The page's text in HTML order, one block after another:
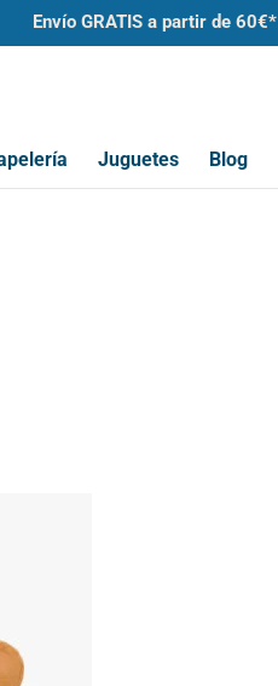
Envío GRATIS a partir de 60€*
Juguetes Blog